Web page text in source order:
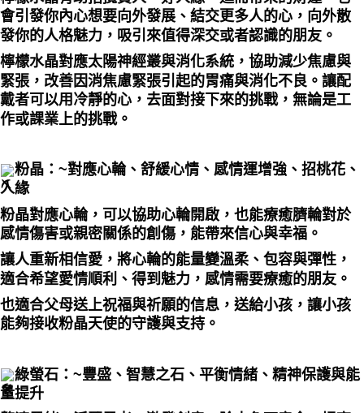
會引發你內心想要向外發展、結交更多人的心，向外散
發你的人格魅力，吸引來值得深交或者認識的朋友。
檸檬水晶對應太陽神經叢與消化系統，協助減少焦慮與
緊張，改善因消焦慮緊張引起的胃痛與消化不良。讓配
戴者可以用冷靜的心，去面對接下來的挑戰，無論是工
作或課業上的挑戰。
粉晶：~對應心輪、舒緩心情、感情運增強、招桃花、
人緣
粉晶對應心輪，可以協助心輪開啟，也能療癒臍輪對於
感情傷害或親密關係的創傷，能帶來信心與幸福。
讓人重新相信愛，將心輪的能量變溫柔、包容與彈性，
適合希望愛情順利、得到魅力，感情需要療癒的朋友。
也適合父母送上祝福與祈願的信息，送給小孩，讓小孩
能夠接收粉晶天使的守護與支持。
綠螢石：~豐盛、智慧之石、平衡情緒、精神保護與能
量提升